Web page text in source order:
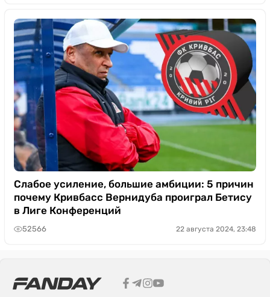
Слабое усиление, большие амбиции: 5 причин
почему Кривбасс Вернидуба проиграл Бетису
в Лиге Конференций
52566 22 августа 2024, 23:48